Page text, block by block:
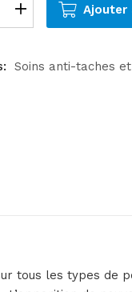
Ajouter
Soins anti-taches
les types de